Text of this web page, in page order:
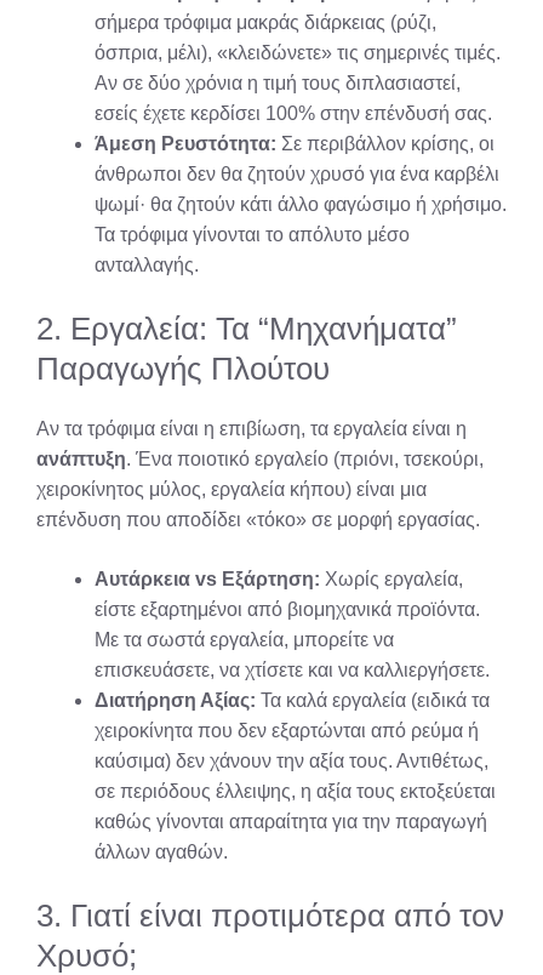
σήμερα τρόφιμα μακράς διάρκειας (ρύζι,
όσπρια, μέλι), «κλειδώνετε» τις σημερινές τιμές.
Αν σε δύο χρόνια η τιμή τους διπλασιαστεί,
εσείς έχετε κερδίσει 100% στην επένδυσή σας.
Άμεση Ρευστότητα: Σε περιβάλλον κρίσης, οι
άνθρωποι δεν θα ζητούν χρυσό για ένα καρβέλι
ψωμί· θα ζητούν κάτι άλλο φαγώσιμο ή χρήσιμο.
Τα τρόφιμα γίνονται το απόλυτο μέσο
ανταλλαγής.
2. Εργαλεία: Τα “Μηχανήματα”
Παραγωγής Πλούτου
Αν τα τρόφιμα είναι η επιβίωση, τα εργαλεία είναι η
ανάπτυξη. Ένα ποιοτικό εργαλείο (πριόνι, τσεκούρι,
χειροκίνητος μύλος, εργαλεία κήπου) είναι μια
επένδυση που αποδίδει «τόκο» σε μορφή εργασίας.
Αυτάρκεια vs Εξάρτηση: Χωρίς εργαλεία,
είστε εξαρτημένοι από βιομηχανικά προϊόντα.
Με τα σωστά εργαλεία, μπορείτε να
επισκευάσετε, να χτίσετε και να καλλιεργήσετε.
Διατήρηση Αξίας: Τα καλά εργαλεία (ειδικά τα
χειροκίνητα που δεν εξαρτώνται από ρεύμα ή
καύσιμα) δεν χάνουν την αξία τους. Αντιθέτως,
σε περιόδους έλλειψης, η αξία τους εκτοξεύεται
καθώς γίνονται απαραίτητα για την παραγωγή
άλλων αγαθών.
3. Γιατί είναι προτιμότερα από τον
Χρυσό;